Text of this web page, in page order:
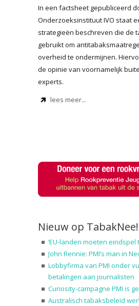
In een factsheet gepubliceerd
Onderzoeksinstituut IVO staat
strategieën beschreven die de
gebruikt om
overheid te ondermijnen.
de opinie van voornamelijk
experts.
lees meer...
Nieuw op TabakNee!
‘EU-landen moeten eindspel
John Rennie: PMI’s man in
Lobbyfirma van PMI onder
betalingen aan journalisten
Curiosity-campagne PMI is
Australisch tabaksbeleid